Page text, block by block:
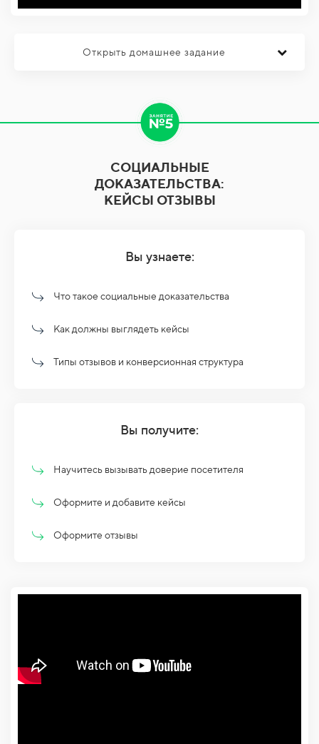
Открыть домашнее задание
СОЦИАЛЬНЫЕ
ДОКАЗАТЕЛЬСТВА:
КЕЙСЫ ОТЗЫВЫ
Вы узнаете:
Что такое социальные доказательства
Как должны выглядеть кейсы
Типы отзывов и конверсионная структура
Вы получите:
Научитесь вызывать доверие посетителя
Оформите и добавите кейсы
Оформите отзывы